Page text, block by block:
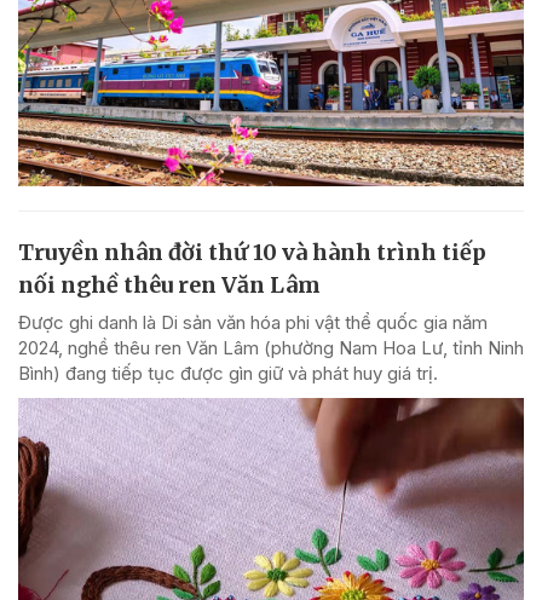
Truyền nhân đời thứ 10 và hành trình tiếp
nối nghề thêu ren Văn Lâm
Được ghi danh là Di sản văn hóa phi vật thể quốc gia năm
2024, nghề thêu ren Văn Lâm (phường Nam Hoa Lư, tỉnh Ninh
Bình) đang tiếp tục được gìn giữ và phát huy giá trị.